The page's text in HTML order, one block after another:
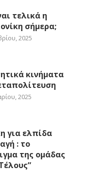
τελικά η
σήμερα;
2025
κινήματα
2025
για ελπίδα
: το
της ομάδας